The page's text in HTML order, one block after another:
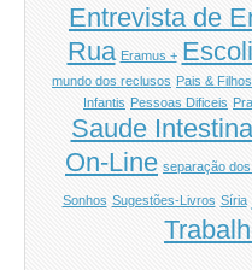
Entrevista de
Rua Eramus +
mundo dos reclusos Pais & Filhos
Infantis Pessoas Dificeis
Saude
On-Line separação dos
Sonhos Sugestões-Livros Síria